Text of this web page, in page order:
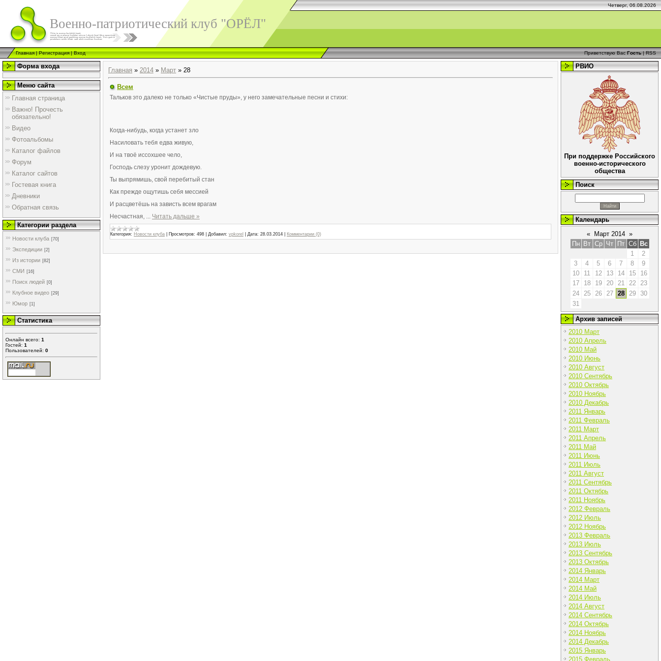
Четверг, 06.08.2026
Военно-патриотический клуб "ОРЁЛ"
Главная|Регистрация|Вход Приветствую Вас Гость|RSS
Форма входа
Меню сайта
Главная страница
Важно! Прочесть
обязательно!
Видео
Фотоальбомы
Каталог файлов
Форум
Каталог сайтов
Гостевая книга
Дневники
Обратная связь
Категории раздела
Новости клуба [70]
Экспедиции [2]
Из истории [82]
СМИ [16]
Поиск людей [0]
Клубное видео [29]
Юмор [1]
Статистика
Онлайн всего: 1
Гостей: 1
Пользователей: 0
Главная » 2014 » Март » 28
Всем
Тальков это далеко не только «Чистые пруды», у него замечательные песни и стихи:
Когда-нибудь, когда устанет зло
Насиловать тебя едва живую,
И на твоё иссохшее чело,
Господь слезу уронит дождевую.
Ты выпрямишь, свой перебитый стан
Как прежде ощутишь себя мессией
И расцветёшь на зависть всем врагам
Несчастная, ... Читать дальше »
Категория: Новости клуба Просмотров: 498 Добавил: vpkorel Дата: 28.03.2014 Комментарии (0)
РВИО
При поддержке Российского
военно-исторического
общества
Поиск
Календарь
«
Март 2014 »
Пн
Вт Ср Чт Пт Сб
Вс
1
2
3
4 5 6 7 8
9
10
11 12 13 14 15
16
17
18 19 20 21 22
23
24
25 26 27 28 29
30
31
Архив записей
2010 Март
2010 Апрель
2010 Май
2010 Июнь
2010 Август
2010 Сентябрь
2010 Октябрь
2010 Ноябрь
2010 Декабрь
2011 Январь
2011 Февраль
2011 Март
2011 Апрель
2011 Май
2011 Июнь
2011 Июль
2011 Август
2011 Сентябрь
2011 Октябрь
2011 Ноябрь
2012 Февраль
2012 Июль
2012 Ноябрь
2013 Февраль
2013 Июль
2013 Сентябрь
2013 Октябрь
2014 Январь
2014 Март
2014 Май
2014 Июль
2014 Август
2014 Сентябрь
2014 Октябрь
2014 Ноябрь
2014 Декабрь
2015 Январь
2015 Февраль